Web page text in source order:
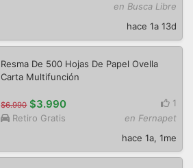
en Busca Libre
hace 1a 13d
Resma De 500 Hojas De Papel Ovella
Carta Multifunción
$6.990 $3.990
1
Retiro Gratis
en Fernapet
hace 1a, 1me